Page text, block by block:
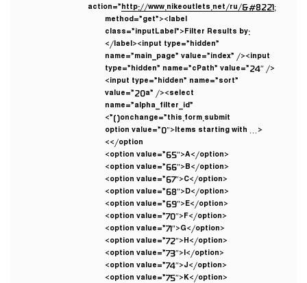
action=”http://www.nikeoutlets.net/ru/&#8221;
method=”get”><label
class=”inputLabel”>Filter Results by:
</label><input type=”hidden”
name=”main_page” value=”index” /><input
type=”hidden” name=”cPath” value=”24″ />
<input type=”hidden” name=”sort”
value=”20a” /><select
name=”alpha_filter_id”
onchange=”this.form.submit()”>
<option value=”0″>Items starting with …
</option>
<option value=”65″>A</option>
<option value=”66″>B</option>
<option value=”67″>C</option>
<option value=”68″>D</option>
<option value=”69″>E</option>
<option value=”70″>F</option>
<option value=”71″>G</option>
<option value=”72″>H</option>
<option value=”73″>I</option>
<option value=”74″>J</option>
<option value=”75″>K</option>